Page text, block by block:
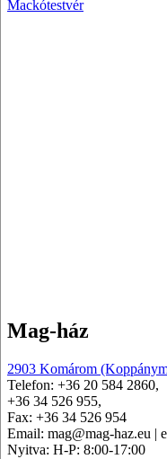
Mackótestvér
Mag-ház
2903 Komárom
Telefon: +36 20 584 2860,
+36 34 526 955,
Fax: +36 34 526 954
Email: mag@mag-haz.eu |
Nyitva: H-P: 8:00-17:00